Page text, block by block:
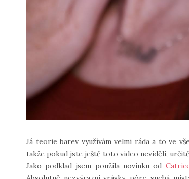
Já teorie barev využívám velmi ráda a to ve
takže pokud jste ještě toto video neviděli,
Jako podklad jsem použila novinku od